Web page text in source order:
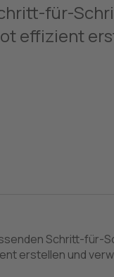
für-
effizient
Schritt-für-
erstellen und